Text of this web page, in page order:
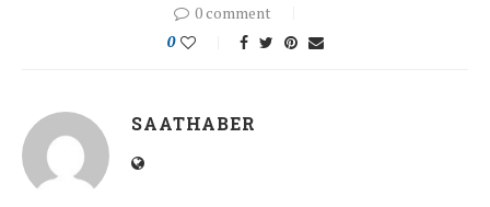
0 comment
0
SAATHABER